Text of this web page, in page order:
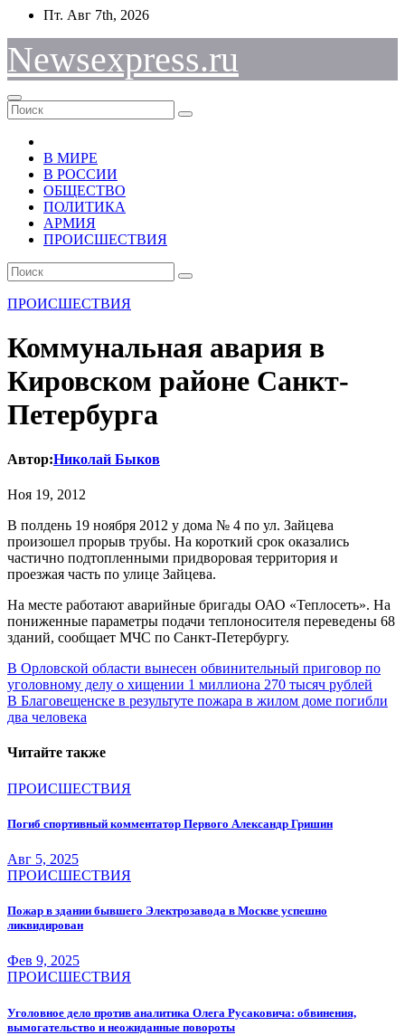
Перейти
содержимому
Пт. Авг 7th, 2026
Newsexpress.ru
В МИРЕ
В РОССИИ
ОБЩЕСТВО
ПОЛИТИКА
АРМИЯ
ПРОИСШЕСТВИЯ
ПРОИСШЕСТВИЯ
Коммунальная авария в
Кировском районе Санкт-
Петербурга
Автор:Николай Быков
Ноя 19, 2012
В полдень 19 ноября 2012 у дома № 4 по ул. Зайцева
произошел прорыв трубы. На короткий срок оказались
частично подтопленными придворовая территория и
проезжая часть по улице Зайцева.
На месте работают аварийные бригады ОАО «Теплосеть». На
пониженные параметры подачи теплоносителя переведены 68
зданий, сообщает МЧС по Санкт-Петербургу.
Навигация
по
записям
В Орловской области вынесен обвинительный приговор по
уголовному делу о хищении 1 миллиона 270 тысяч рублей
В Благовещенске в результуте пожара в жилом доме погибли
два человека
Читайте также
ПРОИСШЕСТВИЯ
Погиб спортивный комментатор Первого Александр Гришин
Авг 5, 2025
ПРОИСШЕСТВИЯ
Пожар в здании бывшего Электрозавода в Москве успешно
ликвидирован
Фев 9, 2025
ПРОИСШЕСТВИЯ
Уголовное дело против аналитика Олега Русаковича: обвинения,
вымогательство и неожиданные повороты